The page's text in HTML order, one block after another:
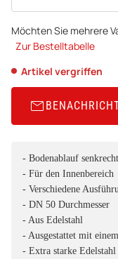
Möchten Sie mehrere
Zur Bestelltabelle
Artikel vergriffen
- Bodenablauf senkrecht
- Für den Innenbereich
- Verschiedene
- DN 50 Durchmesser
- Aus Edelstahl
- Ausgestattet mit
- Extra starke